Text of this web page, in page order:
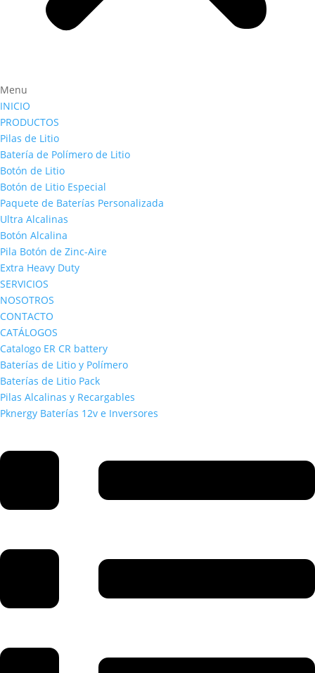
Menu
INICIO
PRODUCTOS
Pilas de Litio
Batería de Polímero de Litio
Botón de Litio
Botón de Litio Especial
Paquete de Baterías Personalizada
Ultra Alcalinas
Botón Alcalina
Pila Botón de Zinc-Aire
Extra Heavy Duty
SERVICIOS
NOSOTROS
CONTACTO
CATÁLOGOS
Catalogo ER CR battery
Baterías de Litio y Polímero
Baterías de Litio Pack
Pilas Alcalinas y Recargables
Pknergy Baterías 12v e Inversores